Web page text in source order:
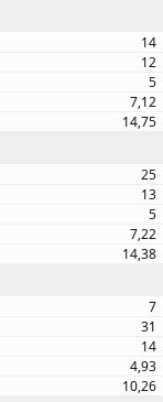
14
12
5
7,12
14,75
25
13
5
7,22
14,38
7
31
14
4,93
10,26